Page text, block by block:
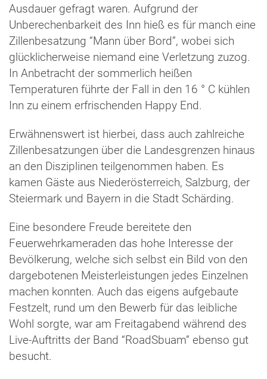
Ausdauer gefragt waren. Aufgrund der
Unberechenbarkeit des Inn hieß es für manch eine
Zillenbesatzung “Mann über Bord”, wobei sich
glücklicherweise niemand eine Verletzung zuzog.
In Anbetracht der sommerlich heißen
Temperaturen führte der Fall in den 16 ° C kühlen
Inn zu einem erfrischenden Happy End.
Erwähnenswert ist hierbei, dass auch zahlreiche
Zillenbesatzungen über die Landesgrenzen hinaus
an den Disziplinen teilgenommen haben. Es
kamen Gäste aus Niederösterreich, Salzburg, der
Steiermark und Bayern in die Stadt Schärding.
Eine besondere Freude bereitete den
Feuerwehrkameraden das hohe Interesse der
Bevölkerung, welche sich selbst ein Bild von den
dargebotenen Meisterleistungen jedes Einzelnen
machen konnten. Auch das eigens aufgebaute
Festzelt, rund um den Bewerb für das leibliche
Wohl sorgte, war am Freitagabend während des
Live-Auftritts der Band “RoadSbuam” ebenso gut
besucht.